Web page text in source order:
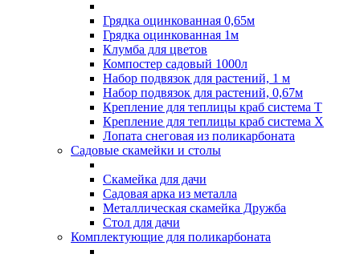
Грядка оцинкованная 0,65м
Грядка оцинкованная 1м
Клумба для цветов
Компостер садовый 1000л
Набор подвязок для растений, 1 м
Набор подвязок для растений, 0,67м
Крепление для теплицы краб система Т
Крепление для теплицы краб система Х
Лопата снеговая из поликарбоната
Садовые скамейки и столы
Скамейка для дачи
Садовая арка из металла
Металлическая скамейка Дружба
Стол для дачи
Комплектующие для поликарбоната